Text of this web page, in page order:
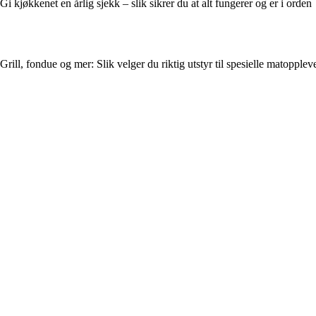
Gi kjøkkenet en årlig sjekk – slik sikrer du at alt fungerer og er i orden
Grill, fondue og mer: Slik velger du riktig utstyr til spesielle